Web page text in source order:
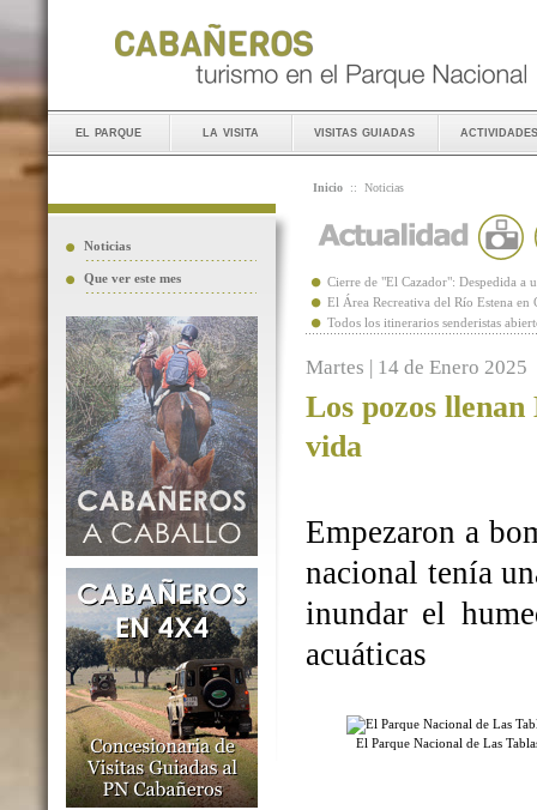
el parque la visita visitas guiadas actividades
Noticias
Que ver este mes
Inicio :: Noticias
Cierre de "El Cazador": Despedida a
El Área Recreativa del Río Estena
Todos los itinerarios senderistas
Martes | 14 de Enero 2025
Los pozos
vida
Empezaron a
nacional tenía
inundar el
acuáticas
El Parque Nacional de Las